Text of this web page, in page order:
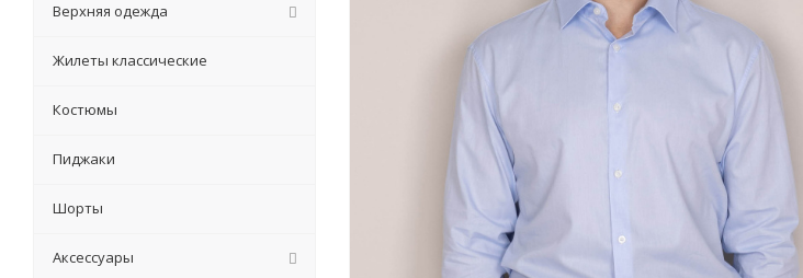
Верхняя одежда
Жилеты классические
Костюмы
Пиджаки
Шорты
Аксессуары